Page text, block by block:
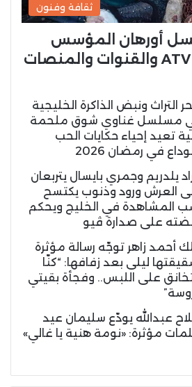
ثقافة وفنون
أورهان المؤسس
الحلقة 13 على ATV والقنوات والمنصات
التراث ونبض الذاكرة الخليجية
مسلسل غناوي شوق ملحمة
تعيد إحياء حكايات الحب
في رمضان 2026
يلدريم وجمري بايسال يتربعان
العرش ورود وذنوب يكتسح
المشاهدة في الخليج ويحكم
على صدارة ڤيو
أحمد زاهر توجّه رسالة مؤثرة
ليلى بعد زفافها: “كنّا
على اللبس.. وفجأة بقيتي
عبدالله يودّع سليمان عيد
مؤثرة: «نومة هنية يا غالي»